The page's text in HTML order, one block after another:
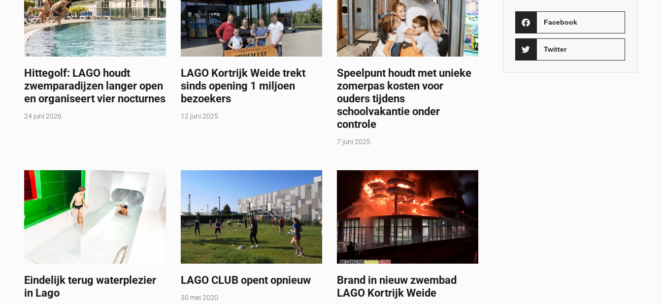
Hittegolf: LAGO houdt
zwemparadijzen langer open
en organiseert vier nocturnes
24 juni 2026
LAGO Kortrijk Weide trekt
sinds opening 1 miljoen
bezoekers
12 juni 2025
Speelpunt houdt met unieke
zomerpas kosten voor
ouders tijdens
schoolvakantie onder
controle
7 juni 2025
Eindelijk terug waterplezier
in Lago
LAGO CLUB opent opnieuw
30 mei 2020
Brand in nieuw zwembad
LAGO Kortrijk Weide
Facebook
Twitter